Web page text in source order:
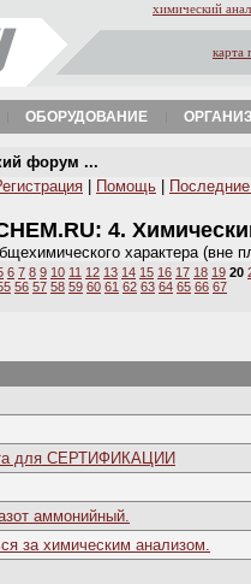
химический
карта
ОБОРУДОВАНИЕ
форум ...
Помощь
4.
характера (вне
6 7 8 9 10 11 12 13 14 15 16 17 18 19 20
56 57 58 59 60 61 62 63 64 65 66 67
для СЕРТИФИКАЦИИ
аммонийный.
за химическим анализом.